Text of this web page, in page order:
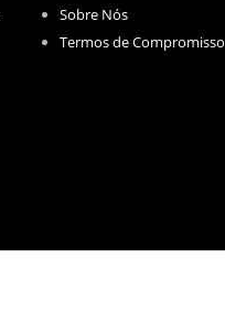
Sobre Nós
Termos de Compromisso